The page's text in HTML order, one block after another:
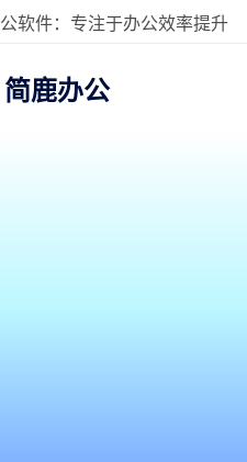
软件：专注于办公效率提升
简鹿办公